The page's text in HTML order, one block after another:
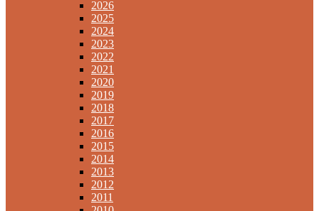
2026
2025
2024
2023
2022
2021
2020
2019
2018
2017
2016
2015
2014
2013
2012
2011